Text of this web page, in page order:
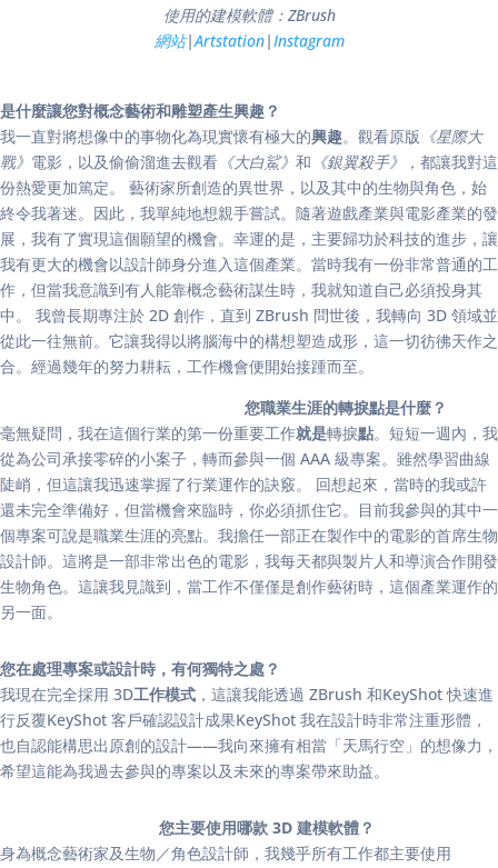
使用的建模軟體：ZBrush
網站|Artstation|Instagram
是什麼讓您對概念藝術和雕塑產生興趣？
我一直對將想像中的事物化為現實懷有極大的興趣。觀看原版 《星際大
戰》 電影，以及偷偷溜進去觀看 《大白鯊》 和 《銀翼殺手》
，都讓我對這
份熱愛更加篤定。 藝術家所創造的異世界，以及其中的生物與角色，始
終令我著迷。因此，我單純地想親手嘗試。隨著遊戲產業與電影產業的發
展，我有了實現這個願望的機會。幸運的是，主要歸功於科技的進步，讓
我有更大的機會以設計師身分進入這個產業。當時我有一份非常普通的工
作，但當我意識到有人能靠概念藝術謀生時，我就知道自己必須投身其
中。 我曾長期專注於 2D 創作，直到 ZBrush 問世後，我轉向 3D 領域並
從此一往無前。它讓我得以將腦海中的構想塑造成形，這一切彷彿天作之
合。經過幾年的努力耕耘，工作機會便開始接踵而至。
您職業生涯的轉捩點是什麼？
毫無疑問，我在這個行業的第一份重要工作就是轉捩點。短短一週內，我
從為公司承接零碎的小案子，轉而參與一個 AAA 級專案。雖然學習曲線
陡峭，但這讓我迅速掌握了行業運作的訣竅。 回想起來，當時的我或許
還未完全準備好，但當機會來臨時，你必須抓住它。目前我參與的其中一
個專案可說是職業生涯的亮點。我擔任一部正在製作中的電影的首席生物
設計師。這將是一部非常出色的電影，我每天都與製片人和導演合作開發
生物角色。這讓我見識到，當工作不僅僅是創作藝術時，這個產業運作的
另一面。
您在處理專案或設計時，有何獨特之處？
我現在完全採用 3D工作模式 ，這讓我能透過 ZBrush 和KeyShot 快速進
行反覆KeyShot 客戶確認設計成果KeyShot 我在設計時非常注重形體，
也自認能構思出原創的設計——我向來擁有相當「天馬行空」的想像力，
希望這能為我過去參與的專案以及未來的專案帶來助益。
您主要使用哪款 3D 建模軟體？
身為概念藝術家及生物／角色設計師，我幾乎所有工作都主要使用